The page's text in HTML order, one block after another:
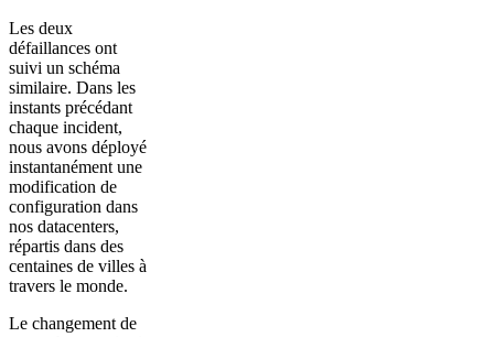
Les deux
défaillances ont
suivi un schéma
similaire. Dans les
instants précédant
chaque incident,
nous avons déployé
instantanément une
modification de
configuration dans
nos datacenters,
répartis dans des
centaines de villes à
travers le monde.
Le changement de